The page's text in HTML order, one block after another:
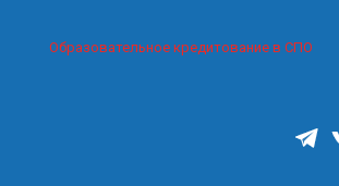
Образовательное кредитование в СПО